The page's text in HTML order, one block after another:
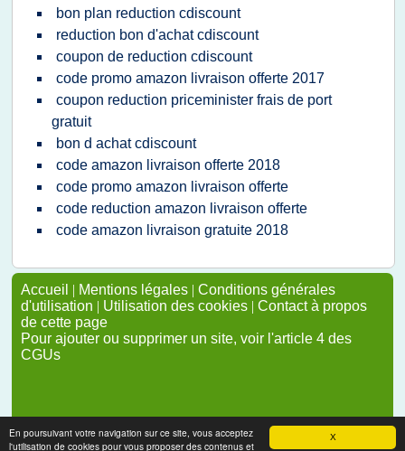
X
En poursuivant votre navigation sur ce site, vous acceptez
l'utilisation de cookies pour vous proposer des contenus et
bon plan reduction cdiscount
reduction bon d'achat cdiscount
coupon de reduction cdiscount
code promo amazon livraison offerte 2017
coupon reduction priceminister frais de port
gratuit
bon d achat cdiscount
code amazon livraison offerte 2018
code promo amazon livraison offerte
code reduction amazon livraison offerte
code amazon livraison gratuite 2018
Accueil | Mentions légales | Conditions générales
d'utilisation | Utilisation des cookies | Contact à propos
de cette page
Pour ajouter ou supprimer un site, voir l'article 4 des
CGUs